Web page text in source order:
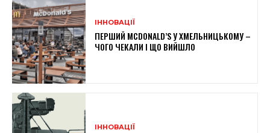
ІННОВАЦІЇ
ПЕРШИЙ MCDONALD’S У ХМЕЛЬНИЦЬКОМУ –
ЧОГО ЧЕКАЛИ І ЩО ВИЙШЛО
ІННОВАЦІЇ